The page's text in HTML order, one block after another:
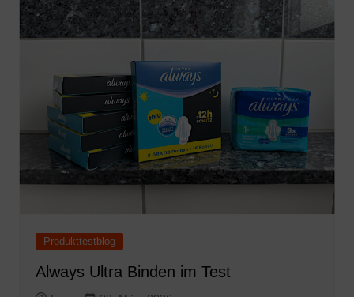
Produkttestblog
Always Ultra Binden im Test